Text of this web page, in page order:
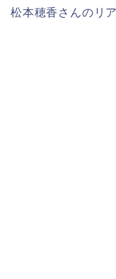
松本穂香さんのリ